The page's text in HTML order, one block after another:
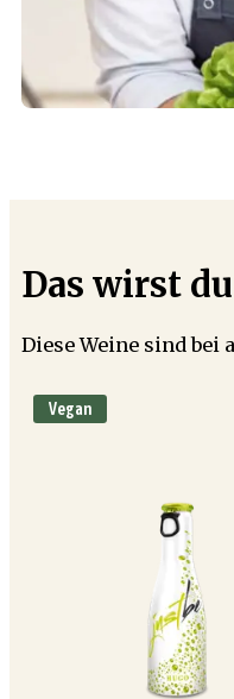
Das wirst
Diese Weine sind bei
Vegan